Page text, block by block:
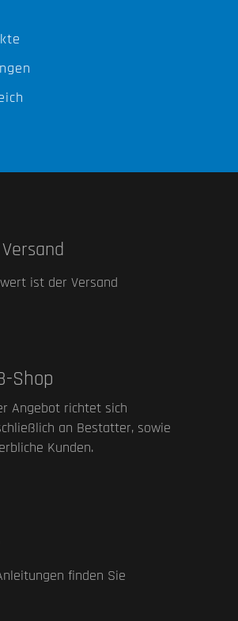
ist der Versand
Shop
Angebot richtet sich
an Bestatter, sowie
Kunden.
finden Sie